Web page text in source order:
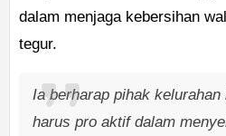
dalam menjaga kebersihan
tegur.
Ia berharap pihak
harus pro aktif dalam